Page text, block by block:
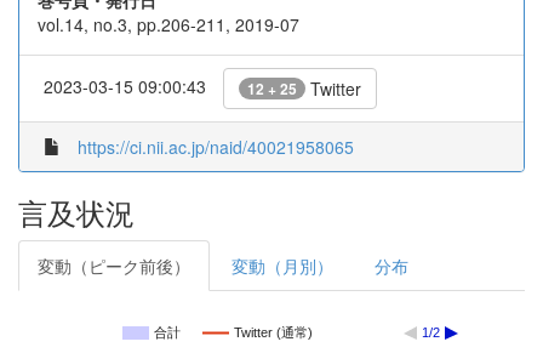
vol.14, no.3, pp.206-211, 2019-07
2023-03-15 09:00:43 12 + 25 Twitter
https://ci.nii.ac.jp/naid/40021958065
言及状況
変動（ピーク前後） 変動（月別） 分布
合計 Twitter (通常) 1/2